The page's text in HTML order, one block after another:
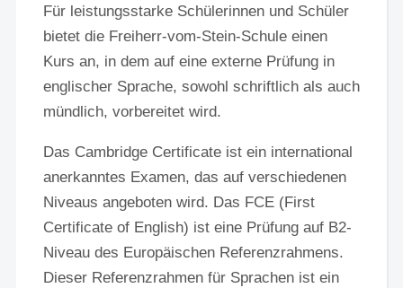
Für leistungsstarke Schülerinnen und Schüler
bietet die Freiherr-vom-Stein-Schule einen
Kurs an, in dem auf eine externe Prüfung in
englischer Sprache, sowohl schriftlich als auch
mündlich, vorbereitet wird.
Das Cambridge Certificate ist ein international
anerkanntes Examen, das auf verschiedenen
Niveaus angeboten wird. Das FCE (First
Certificate of English) ist eine Prüfung auf B2-
Niveau des Europäischen Referenzrahmens.
Dieser Referenzrahmen für Sprachen ist ein